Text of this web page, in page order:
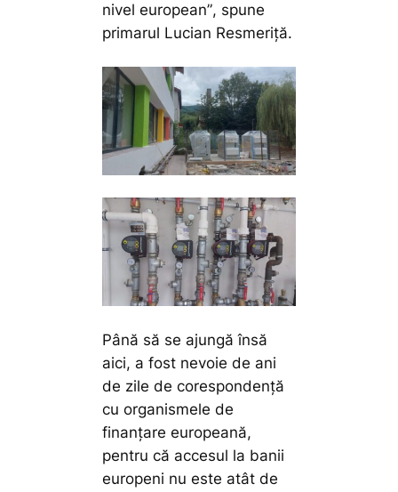
nivel european”, spune
primarul Lucian Resmeriță.
Până să se ajungă însă
aici, a fost nevoie de ani
de zile de corespondență
cu organismele de
finanțare europeană,
pentru că accesul la banii
europeni nu este atât de